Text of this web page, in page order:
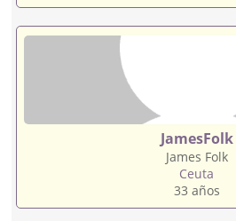
JamesFolk
James Folk
Ceuta
33 años